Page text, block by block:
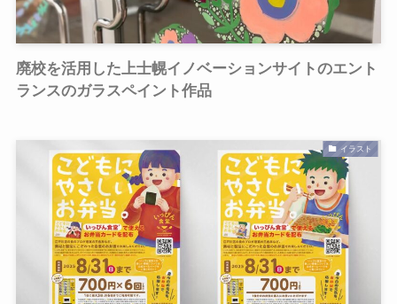
廃校を活用した上士幌イノベーションサイトのエント
ランスのガラスペイント作品
イラスト